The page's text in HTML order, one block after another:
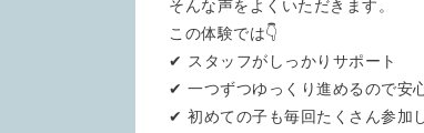
そんな声をよくいただきます。
この体験では👇
✔ スタッフがしっかりサポート
✔ 一つずつゆっくり進めるので安
✔ 初めての子も毎回たくさん参加